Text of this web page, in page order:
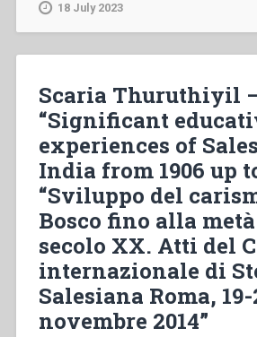
salesiano
a
través
la
escuelas
normales
que
estuvieron
bajo
la
direcciòn
18 July 2023
Scaria Thuruthiyil
“Significant
experiences of
India from 1906 up
“Sviluppo del
Bosco fino alla
secolo XX. Atti del
internazionale di
Salesiana Roma,
novembre 2014”